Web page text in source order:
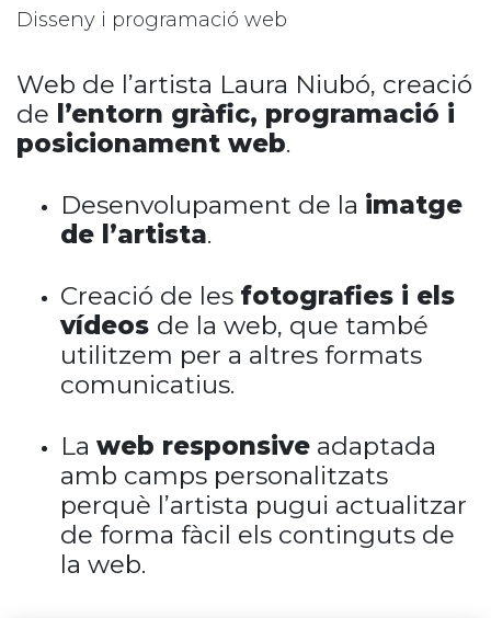
Disseny i programació web
Web de l’artista Laura Niubó, creació
de l’entorn gràfic, programació i
posicionament web.
Desenvolupament de la imatge
de l’artista.
Creació de les fotografies i els
vídeos de la web, que també
utilitzem per a altres formats
comunicatius.
La web responsive adaptada
amb camps personalitzats
perquè l’artista pugui actualitzar
de forma fàcil els continguts de
la web.